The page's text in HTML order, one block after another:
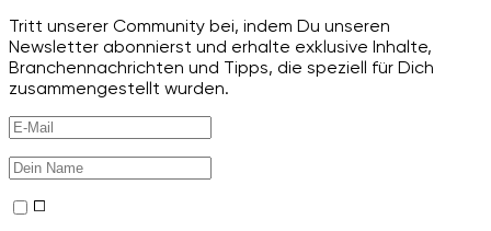
Tritt unserer Community bei, indem Du unseren
Newsletter abonnierst und erhalte exklusive Inhalte,
Branchennachrichten und Tipps, die speziell für Dich
zusammengestellt wurden.